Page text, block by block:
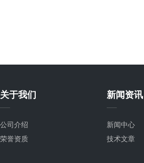
关于我们
公司介绍
荣誉资质
新闻资讯
新闻中心
技术文章